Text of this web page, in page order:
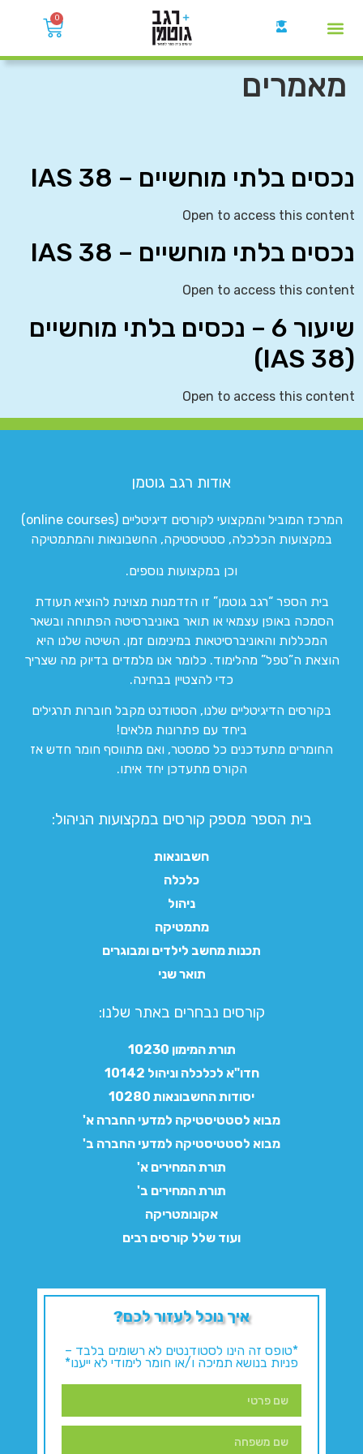
0
מאמרים
נכסים בלתי מוחשיים – IAS 38
Open to access this content
נכסים בלתי מוחשיים – IAS 38
Open to access this content
שיעור 6 – נכסים בלתי מוחשיים
(IAS 38)
Open to access this content
אודות רגב גוטמן
המרכז המוביל והמקצועי לקורסים דיגיטליים (online courses)
במקצועות הכלכלה, סטטיסטיקה, החשבונאות והמתמטיקה
וכן במקצועות נוספים.
בית הספר “רגב גוטמן” זו הזדמנות מצוינת להוציא תעודת
הסמכה באופן עצמאי או תואר באוניברסיטה הפתוחה ובשאר
המכללות והאוניברסיטאות במינימום זמן. השיטה שלנו היא
הוצאת ה”טפל” מהלימוד. כלומר אנו מלמדים בדיוק מה שצריך
כדי להצטיין בבחינה.
בקורסים הדיגיטליים שלנו, הסטודנט מקבל חוברות תרגילים
ביחד עם פתרונות מלאים!
החומרים מתעדכנים כל סמסטר, ואם מתווסף חומר חדש אז
הקורס מתעדכן יחד איתו.
בית הספר מספק קורסים במקצועות הניהול:
חשבונאות
כלכלה
ניהול
מתמטיקה
תכנות מחשב לילדים ומבוגרים
תואר שני
קורסים נבחרים באתר שלנו:​
תורת המימון 10230
חדו"א לכלכלה וניהול 10142
יסודות החשבונאות 10280
מבוא לסטטיסטיקה למדעי החברה א'
מבוא לסטטיסטיקה למדעי החברה ב'
תורת המחירים א'
תורת המחירים ב'
אקונומטריקה
ועוד שלל קורסים רבים
איך נוכל לעזור לכם?
*טופס זה הינו לסטודנטים לא רשומים בלבד –
פניות בנושא תמיכה ו/או חומר לימודי לא ייענו*